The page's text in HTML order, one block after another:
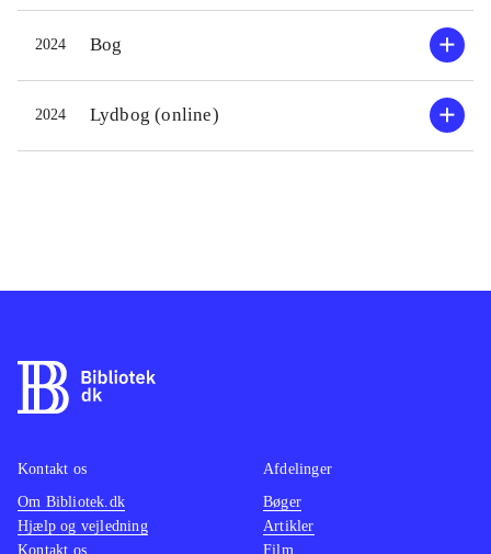
2024 Bog
2024 Lydbog (online)
Kontakt os
Om Bibliotek.dk
Hjælp og vejledning
Kontakt os
Afdelinger
Bøger
Artikler
Film